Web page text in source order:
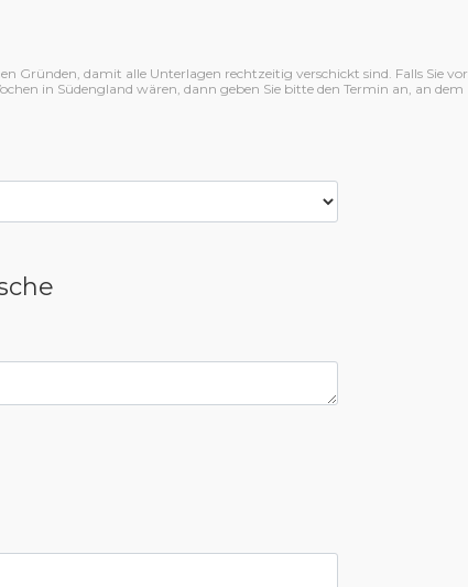
Gründen, damit alle Unterlagen rechtzeitig verschickt sind. Falls Sie vor
in Südengland wären, dann geben Sie bitte den Termin an, an dem